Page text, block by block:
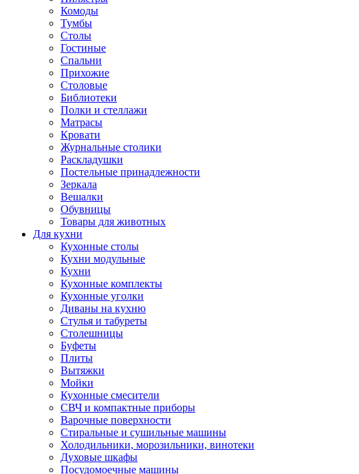
Комоды
Тумбы
Столы
Гостиные
Спальни
Прихожие
Столовые
Библиотеки
Полки и стеллажи
Матрасы
Кровати
Журнальные столики
Раскладушки
Постельные принадлежности
Зеркала
Вешалки
Обувницы
Товары для животных
Для кухни
Кухонные столы
Кухни модульные
Кухни
Кухонные комплекты
Кухонные уголки
Диваны на кухню
Стулья и табуреты
Столешницы
Буфеты
Плиты
Вытяжки
Мойки
Кухонные смесители
СВЧ и компактные приборы
Варочные поверхности
Стиральные и сушильные машины
Холодильники, морозильники, винотеки
Духовые шкафы
Посудомоечные машины